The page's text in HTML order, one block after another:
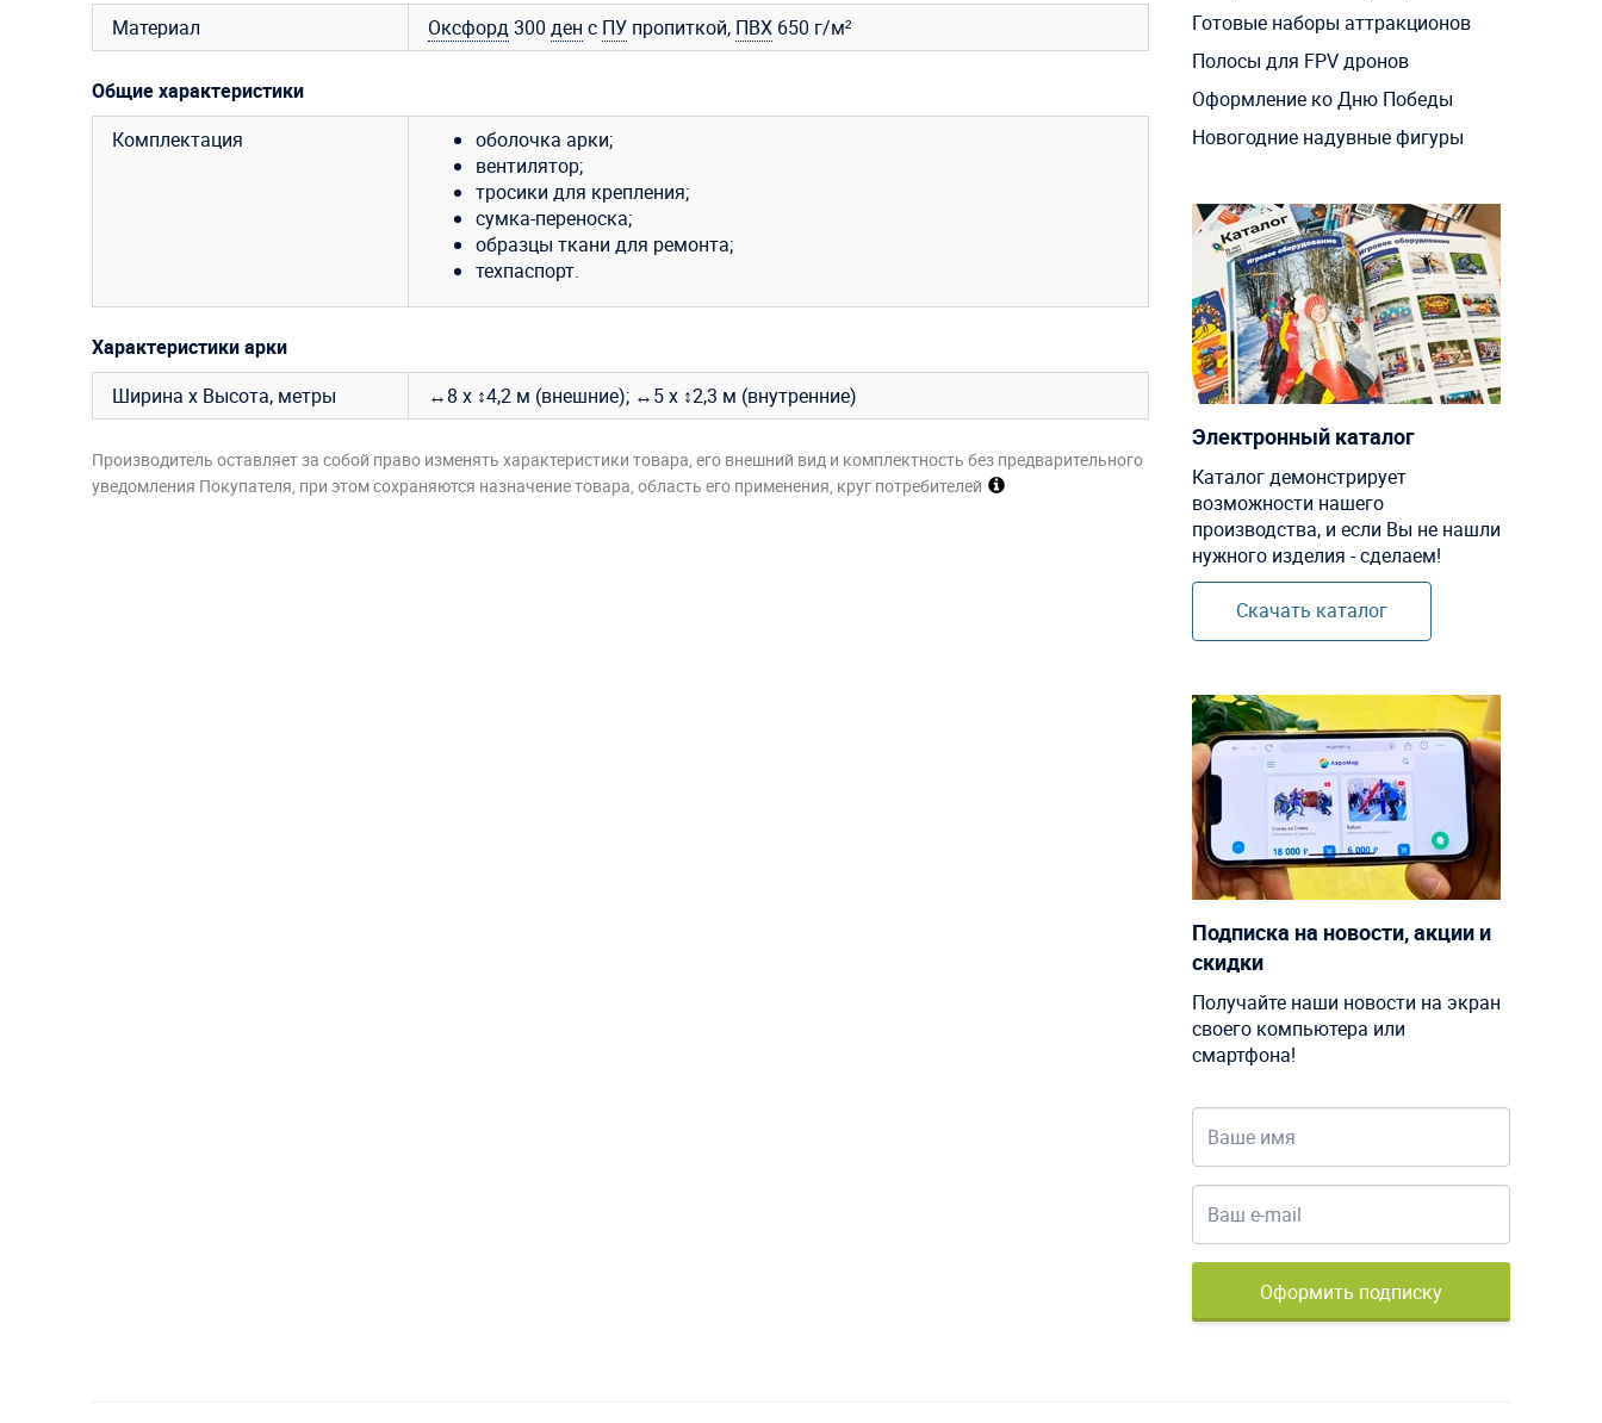
Материал
Оксфорд300 ден с ПУ пропиткой, ПВХ 650 г/м²
Общие характеристики
Комплектация
оболочка арки;
вентилятор;
тросики для крепления;
сумка-переноска;
образцы ткани для ремонта;
техпаспорт.
Характеристики арки
Ширина х Высота, метры
↔8 х ↕4,2 м (внешние); ↔5 х ↕2,3 м (внутренние)
Производитель оставляет за собой право изменять характеристики товара, его внешний вид и комплектность без предварительного
уведомления Покупателя, при этом сохраняются назначение товара, область его применения, круг потребителей
Готовые наборы аттракционов
Полосы для FPV дронов
Оформление ко Дню Победы
Новогодние надувные фигуры
Электронный каталог
Каталог демонстрирует
возможности нашего
производства, и если Вы не нашли
нужного изделия - сделаем!
Скачать каталог
Подписка на новости, акции и
скидки
Получайте наши новости на экран
своего компьютера или
смартфона!
Оформить подписку